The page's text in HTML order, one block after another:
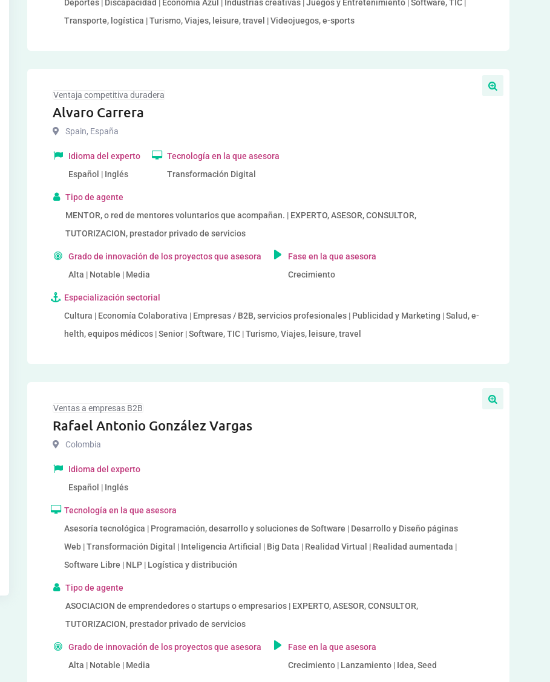
Deportes | Discapacidad | Economía Azul | Industrias creativas | Juegos y Entretenimiento | Software, TIC |
Transporte, logística | Turismo, Viajes, leisure, travel | Videojuegos, e-sports
Ventaja competitiva duradera
Alvaro Carrera
Spain, España
Idioma del experto
Español | Inglés
Tecnología en la que asesora
Transformación Digital
Tipo de agente
MENTOR, o red de mentores voluntarios que acompañan. | EXPERTO, ASESOR, CONSULTOR,
TUTORIZACION, prestador privado de servicios
Grado de innovación de los proyectos que asesora
Alta | Notable | Media
Fase en la que asesora
Crecimiento
Especialización sectorial
Cultura | Economía Colaborativa | Empresas / B2B, servicios profesionales | Publicidad y Marketing | Salud, e-
helth, equipos médicos | Senior | Software, TIC | Turismo, Viajes, leisure, travel
Ventas a empresas B2B
Rafael Antonio González Vargas
Colombia
Idioma del experto
Español | Inglés
Tecnología en la que asesora
Asesoría tecnológica | Programación, desarrollo y soluciones de Software | Desarrollo y Diseño páginas
Web | Transformación Digital | Inteligencia Artificial | Big Data | Realidad Virtual | Realidad aumentada |
Software Libre | NLP | Logística y distribución
Tipo de agente
ASOCIACION de emprendedores o startups o empresarios | EXPERTO, ASESOR, CONSULTOR,
TUTORIZACION, prestador privado de servicios
Grado de innovación de los proyectos que asesora
Alta | Notable | Media
Fase en la que asesora
Crecimiento | Lanzamiento | Idea, Seed